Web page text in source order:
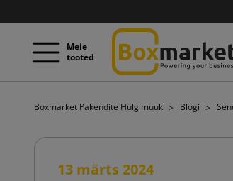
Meie
tooted
Boxmarket Pakendite Hulgimüük Blogi
13 märts 2024